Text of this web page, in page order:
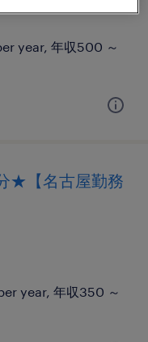
year, 年収500 ～
★【名古屋勤務
year, 年収350 ～